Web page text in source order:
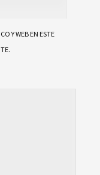
Y WEB EN ESTE